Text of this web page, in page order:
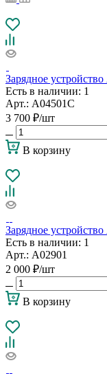
Зарядное
Есть в наличии: 1
Арт.: A04501C
3 700 ₽/шт
В корзину
Зарядное
Есть в наличии: 1
Арт.: A02901
2 000 ₽/шт
В корзину